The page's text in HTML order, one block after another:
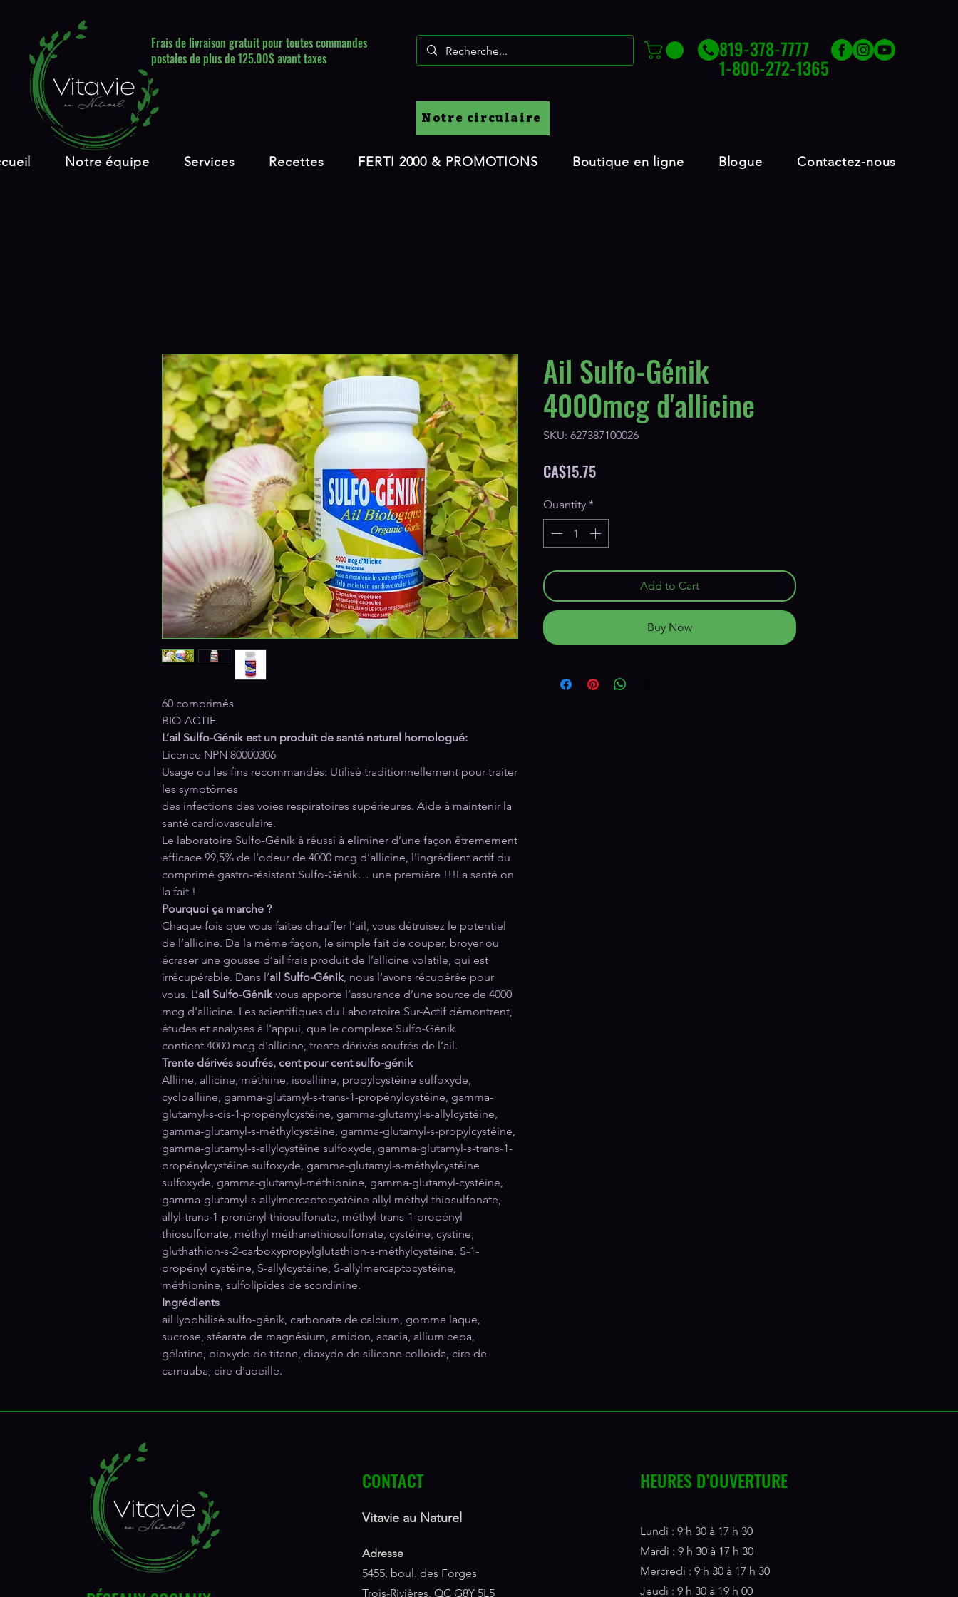
Frais de livraison gratuit pour toutes commandes
postales de plus de 125.00$ avant taxes
819-378-7777
1-800-272-1365
Notre circulaire
Notre équipe Services Recettes FERTI 2000 & PROMOTIONS Boutique en ligne Blogue Contactez-nous
60 comprimés
BIO-ACTIF
L’ail Sulfo-Génik est un produit de santé naturel homologué:
Licence NPN 80000306
Usage ou les fins recommandés: Utilisé traditionnellement pour traiter
les symptômes
des infections des voies respiratoires supérieures. Aide à maintenir la
santé cardiovasculaire.
Le laboratoire Sulfo-Génik à réussi à eliminer d’une façon êtremement
efficace 99,5% de l’odeur de 4000 mcg d’allicine, l’ingrédient actif du
comprimé gastro-résistant Sulfo-Génik… une première !!!La santé on
la fait !
Pourquoi ça marche ?
Chaque fois que vous faites chauffer l’ail, vous détruisez le potentiel
de l’allicine. De la même façon, le simple fait de couper, broyer ou
écraser une gousse d’ail frais produit de l’allicine volatile, qui est
irrécupérable. Dans l’ail Sulfo-Génik, nous l’avons récupérée pour
vous. L’ail Sulfo-Génikvous apporte l’assurance d’une source de 4000
mcg d’allicine. Les scientifiques du Laboratoire Sur-Actif démontrent,
études et analyses à l’appui, que le complexe Sulfo-Génik
contient 4000 mcg d’allicine, trente dérivés soufrés de l’ail.
Trente dérivés soufrés, cent pour cent sulfo-génik
Alliine, allicine, méthiine, isoalliine, propylcystéine sulfoxyde,
cycloalliine, gamma-glutamyl-s-trans-1-propénylcystéine, gamma-
glutamyl-s-cis-1-propénylcystéine, gamma-glutamyl-s-allylcystéine,
gamma-glutamyl-s-méthylcystéine, gamma-glutamyl-s-propylcystéine,
gamma-glutamyl-s-allylcystéine sulfoxyde, gamma-glutamyl-s-trans-1-
propénylcystéine sulfoxyde, gamma-glutamyl-s-méthylcystéine
sulfoxyde, gamma-glutamyl-méthionine, gamma-glutamyl-cystéine,
gamma-glutamyl-s-allylmercaptocystéine allyl méthyl thiosulfonate,
allyl-trans-1-pronényl thiosulfonate, méthyl-trans-1-propényl
thiosulfonate, méthyl méthanethiosulfonate, cystéine, cystine,
gluthathion-s-2-carboxypropylglutathion-s-méthylcystéine, S-1-
propényl cystéine, S-allylcystéine, S-allylmercaptocystéine,
méthionine, sulfolipides de scordinine.
Ingrédients
ail lyophilisé sulfo-génik, carbonate de calcium, gomme laque,
sucrose, stéarate de magnésium, amidon, acacia, allium cepa,
gélatine, bioxyde de titane, diaxyde de silicone colloïda, cire de
carnauba, cire d’abeille.
Ail Sulfo-Génik
4000mcg d'allicine
SKU: 627387100026
CA$15.75Price
Quantity *
Add to Cart
Buy Now
CONTACT
Vitavie au Naturel
Adresse
5455, boul. des Forges
Trois-Rivières, QC G8Y 5L5
HEURES D’OUVERTURE
Lundi : 9 h 30 à 17 h 30
Mardi : 9 h 30 à 17 h 30
Mercredi : 9 h 30 à 17 h 30
Jeudi : 9 h 30 à 19 h 00